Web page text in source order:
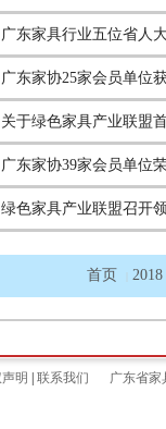
广东家具行业五位省人
广东家协25家会员单位
关于绿色家具产业联盟
广东家协39家会员单位
绿色家具产业联盟召开
首页 2018